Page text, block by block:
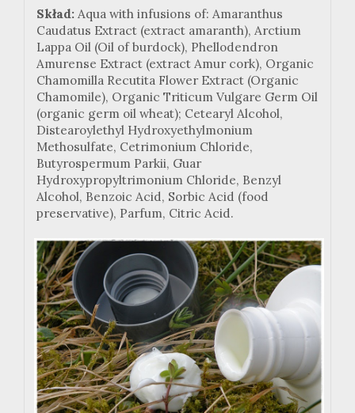
Skład: Aqua with infusions of: Amaranthus
Caudatus Extract (extract amaranth), Arctium
Lappa Oil (Oil of burdock), Phellodendron
Amurense Extract (extract Amur cork), Organic
Chamomilla Recutita Flower Extract (Organic
Chamomile), Organic Triticum Vulgare Germ Oil
(organic germ oil wheat); Cetearyl Alcohol,
Distearoylethyl Hydroxyethylmonium
Methosulfate, Cetrimonium Chloride,
Butyrospermum Parkii, Guar
Hydroxypropyltrimonium Chloride, Benzyl
Alcohol, Benzoic Acid, Sorbic Acid (food
preservative), Parfum, Citric Acid.